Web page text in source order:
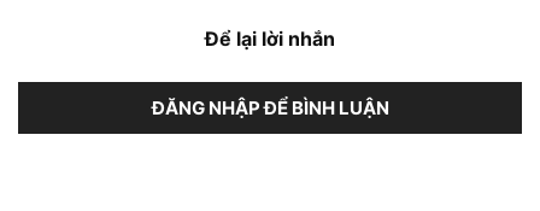
Để lại lời nhắn
ĐĂNG NHẬP ĐỂ BÌNH LUẬN